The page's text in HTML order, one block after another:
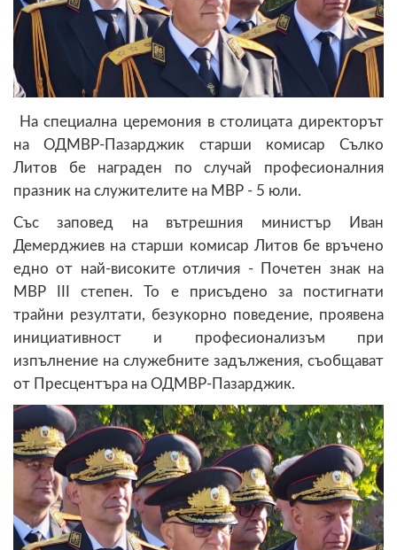
На специална церемония в столицата директорът
на ОДМВР-Пазарджик старши комисар Сълко
Литов бе награден по случай професионалния
празник на служителите на МВР - 5 юли.
Със заповед на вътрешния министър Иван
Демерджиев на старши комисар Литов бе връчено
едно от най-високите отличия - Почетен знак на
МВР III степен. То е присъдено за постигнати
трайни резултати, безукорно поведение, проявена
инициативност и професионализъм при
изпълнение на служебните задължения, съобщават
от Пресцентъра на ОДМВР-Пазарджик.